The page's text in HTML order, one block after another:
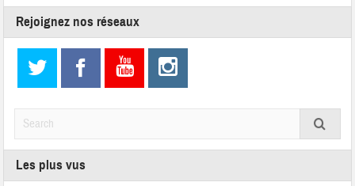
Rejoignez nos réseaux
Les plus vus